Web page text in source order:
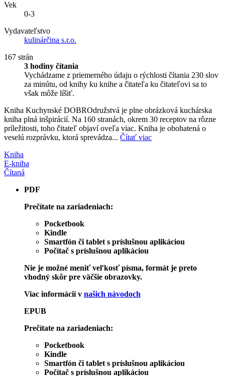
Vek
0-3
Vydavateľstvo
kulinárčina s.r.o.
167 strán
3 hodiny čítania
Vychádzame z priemerného údaju o rýchlosti čítania 230 slov
za minútu, od knihy ku knihe a čitateľa ku čitateľovi sa to
však môže líšiť.
Kniha Kuchynské DOBROdružstvá je plne obrázková kuchárska
kniha plná inšpirácií. Na 160 stranách, okrem 30 receptov na rôzne
príležitosti, toho čitateľ objaví oveľa viac. Kniha je obohatená o
veselú rozprávku, ktorá sprevádza... Čítať viac
Kniha
E-kniha
Čítaná
PDF
Prečítate na zariadeniach:
Pocketbook
Kindle
Smartfón či tablet s príslušnou aplikáciou
Počítač s príslušnou aplikáciou
Nie je možné meniť veľkosť písma, formát je preto
vhodný skôr pre väčšie obrazovky.
Viac informácií v našich návodoch
EPUB
Prečítate na zariadeniach:
Pocketbook
Kindle
Smartfón či tablet s príslušnou aplikáciou
Počítač s príslušnou aplikáciou